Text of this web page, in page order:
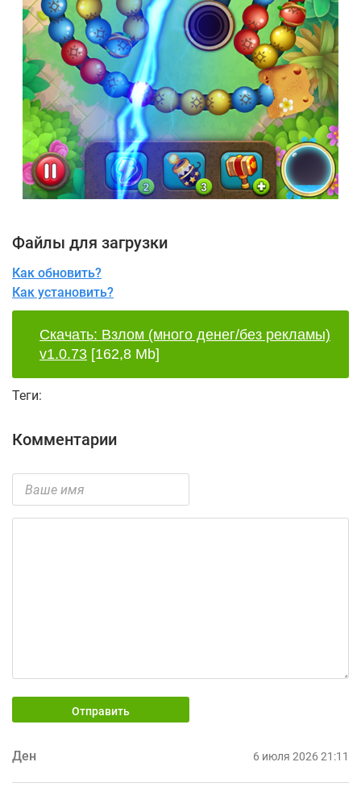
Файлы для загрузки
Как обновить?
Как установить?
Скачать: Взлом (много денег/без рекламы)
v1.0.73 [162,8 Mb]
Теги:
Комментарии
Отправить
Ден 6 июля 2026 21:11